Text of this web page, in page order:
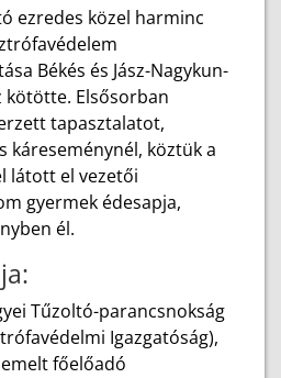
ezredes közel harminc
Békés és Jász-Nagykun-
kötötte. Elsősorban
tapasztalatot,
köztük a
látott el vezetői
gyermek édesapja,
él.
Tűzoltó-parancsnokság
Igazgatóság),
főelőadó